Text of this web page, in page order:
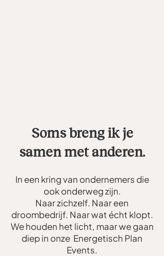
Soms breng ik je
samen met anderen.
In een kring van ondernemers die
ook onderweg zijn.
Naar zichzelf. Naar een
droombedrijf. Naar wat écht klopt.
We houden het licht, maar we gaan
diep in onze Energetisch Plan
Events.